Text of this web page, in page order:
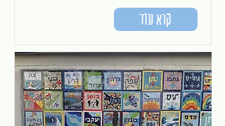
קרא עוד